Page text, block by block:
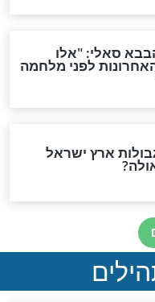
המשיח יהיה